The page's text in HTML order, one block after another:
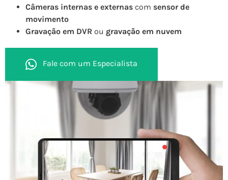
Câmeras internas e externas com sensor de
movimento
Gravação em DVR ou gravação em nuvem
Fale com um Especialista